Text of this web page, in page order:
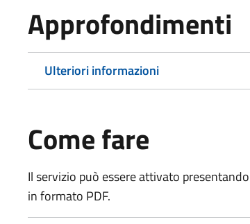
Approfondimenti
Ulteriori informazioni
Come fare
Il servizio può essere attivato
in formato PDF.